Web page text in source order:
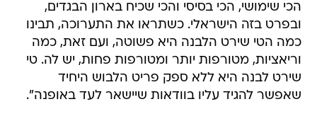
הכי שימושי, הכי בסיסי והכי שכיח בארון הבגדים,
ובפרט בזה הישראלי. כשתראו את התערוכה, תבינו
כמה הטי שירט הלבנה היא פשוטה, ועם זאת, כמה
וריאציות, מטורפות יותר ומטורפות פחות, יש לה. טי
שירט לבנה היא ללא ספק פריט הלבוש היחיד
שאפשר להגיד עליו בוודאות שיישאר לעד באופנה".